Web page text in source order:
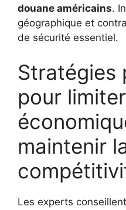
douane américains.
géographique et
de sécurité essentiel.
Stratégies
pour
maintenir
Les experts